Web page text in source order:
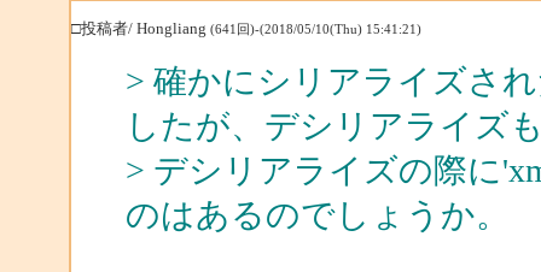
□投稿者/ Hongliang (641回)-(2018/05/10(Thu) 15:41:21)
> 確かにシリアライズさ
したが、デシリアライズ
> デシリアライズの際に
のはあるのでしょうか。